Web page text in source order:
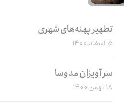
تطهیر پهنه‌های شهری
۵ اسفند ۱۴۰۰
سر آویزان مدوسا
۱۸ بهمن ۱۴۰۰